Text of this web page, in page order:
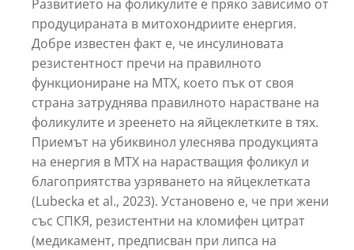
Развитието на фоликулите е пряко зависимо от
продуцираната в митохондриите енергия.
Добре известен факт е, че инсулиновата
резистентност пречи на правилното
функциониране на МТХ, което пък от своя
страна затруднява правилното нарастване на
фоликулите и зреенето на яйцеклетките в тях.
Приемът на убиквинол улеснява продукцията
на енергия в МТХ на нарастващия фоликул и
благоприятства узряването на яйцеклетката
(Lubecka et al., 2023). Установено е, че при жени
със СПКЯ, резистентни на кломифен цитрат
(медикамент, предписван при липса на